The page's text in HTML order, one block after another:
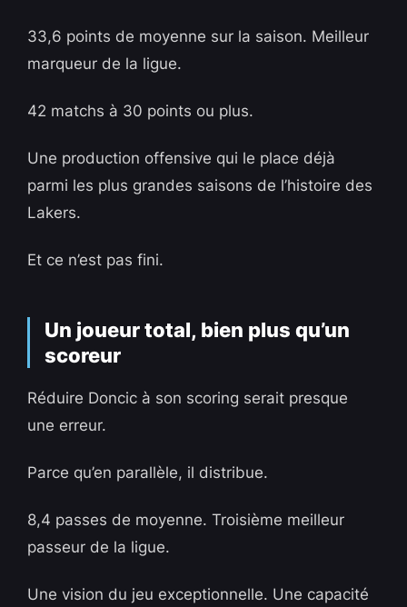
33,6 points de moyenne sur la saison. Meilleur
marqueur de la ligue.
42 matchs à 30 points ou plus.
Une production offensive qui le place déjà
parmi les plus grandes saisons de l’histoire des
Lakers.
Et ce n’est pas fini.
Un joueur total, bien plus qu’un
scoreur
Réduire Doncic à son scoring serait presque
une erreur.
Parce qu’en parallèle, il distribue.
8,4 passes de moyenne. Troisième meilleur
passeur de la ligue.
Une vision du jeu exceptionnelle. Une capacité